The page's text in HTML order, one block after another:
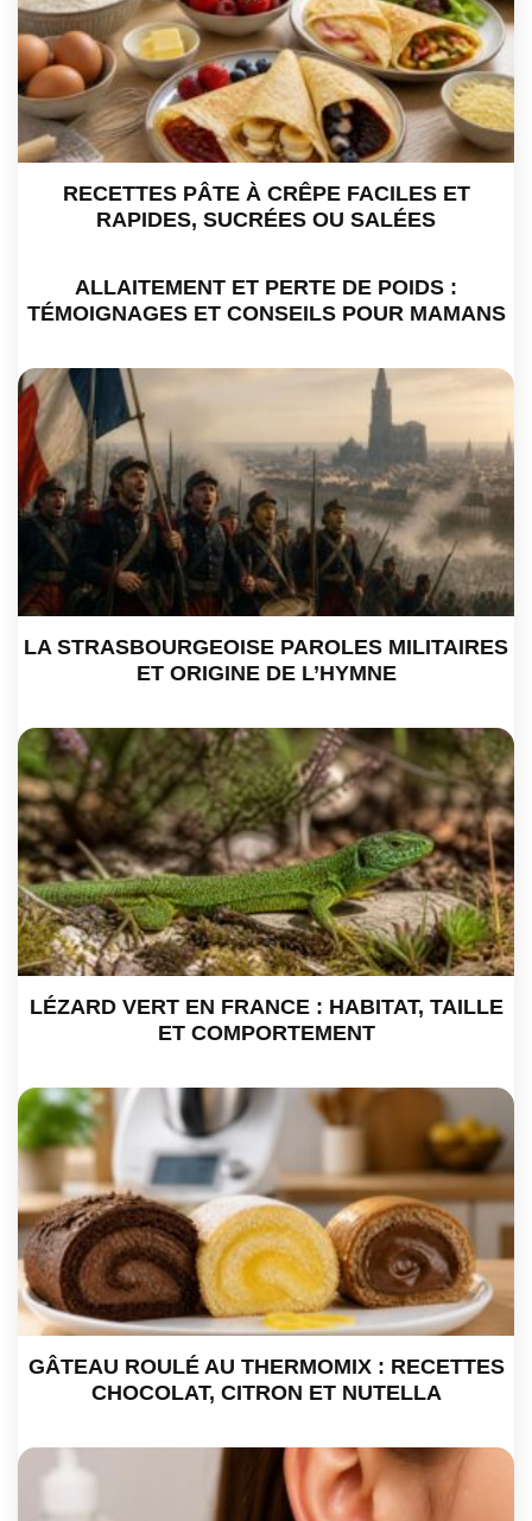
RECETTES PÂTE À CRÊPE FACILES ET
RAPIDES, SUCRÉES OU SALÉES
ALLAITEMENT ET PERTE DE POIDS :
TÉMOIGNAGES ET CONSEILS POUR MAMANS
LA STRASBOURGEOISE PAROLES MILITAIRES
ET ORIGINE DE L’HYMNE
LÉZARD VERT EN FRANCE : HABITAT, TAILLE
ET COMPORTEMENT
GÂTEAU ROULÉ AU THERMOMIX : RECETTES
CHOCOLAT, CITRON ET NUTELLA